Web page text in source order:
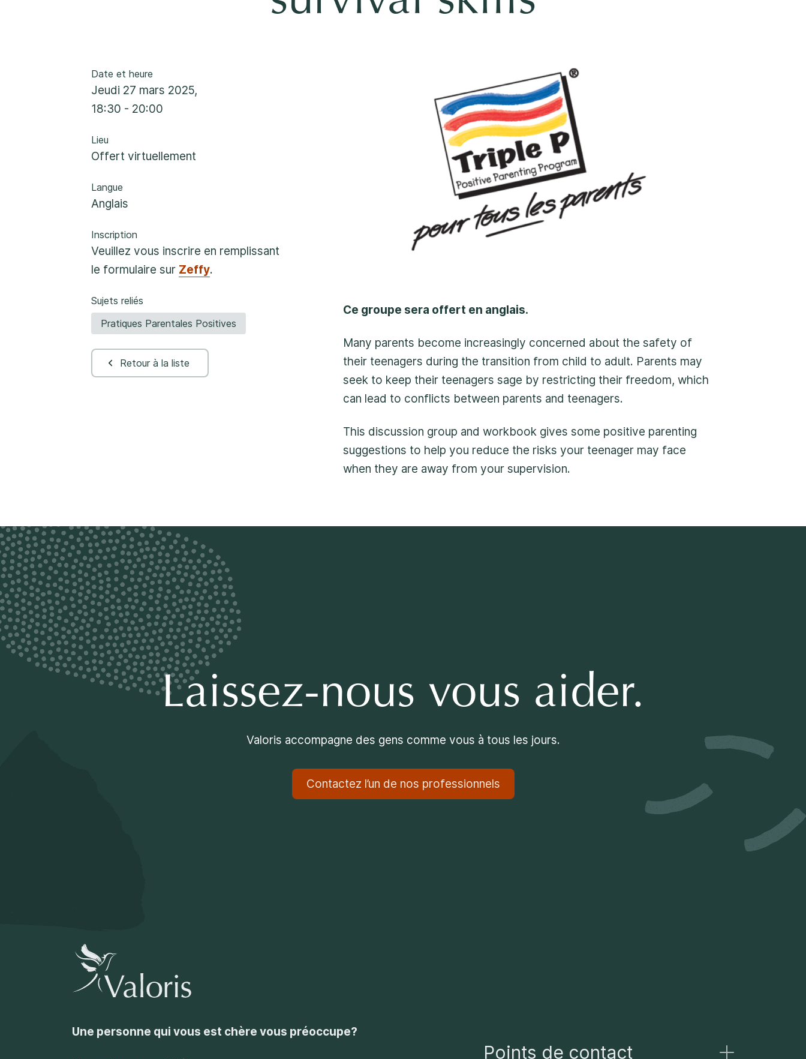
Embrun
8, rue Valoris, Embrun
411, rue Stanley, Hawkesbury
Un soutien rassurant
1-800-675-6168
Remplissez un formulaire de demande de services ↗
Important :
d’entamer les mesures de sécurité nécessaires
immédiatement.
Date et heure
jeudi 27 mars 2025,
18:30 - 20:00
Lieu
Offert virtuellement
Langue
Anglais
Inscription
Veuillez vous inscrire en remplissant
le formulaire sur Zeffy.
Sujets reliés
Pratiques Parentales Positives
Retour à la liste
Ce groupe sera offert en anglais.
Many parents become increasingly concerned about the safety of
their teenagers during the transition from child to adult. Parents may
seek to keep their teenagers sage by restricting their freedom, which
can lead to conflicts between parents and teenagers.
This discussion group and workbook gives some positive parenting
suggestions to help you reduce the risks your teenager may face
when they are away from your supervision.
Laissez-nous vous aider.
Valoris accompagne des gens comme vous à tous les jours.
Contactez l’un de nos professionnels
Une personne qui vous est chère vous préoccupe?
Points de contact